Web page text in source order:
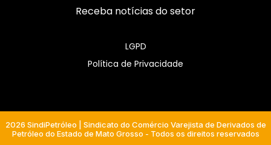
Receba notícias do setor
LGPD
Política de Privacidade
2026 SindiPetróleo | Sindicato do Comércio Varejista de Derivados de
Petróleo do Estado de Mato Grosso - Todos os direitos reservados